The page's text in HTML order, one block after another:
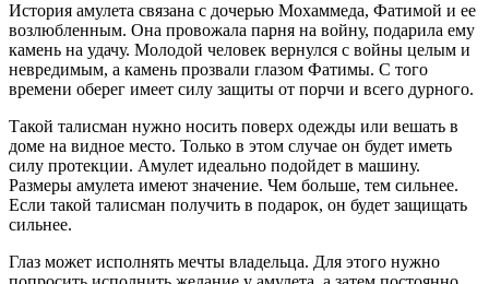
История амулета связана с дочерью Мохаммеда, Фатимой и ее
возлюбленным. Она провожала парня на войну, подарила ему
камень на удачу. Молодой человек вернулся с войны целым и
невредимым, а камень прозвали глазом Фатимы. С того
времени оберег имеет силу защиты от порчи и всего дурного.
Такой талисман нужно носить поверх одежды или вешать в
доме на видное место. Только в этом случае он будет иметь
силу протекции. Амулет идеально подойдет в машину.
Размеры амулета имеют значение. Чем больше, тем сильнее.
Если такой талисман получить в подарок, он будет защищать
сильнее.
Глаз может исполнять мечты владельца. Для этого нужно